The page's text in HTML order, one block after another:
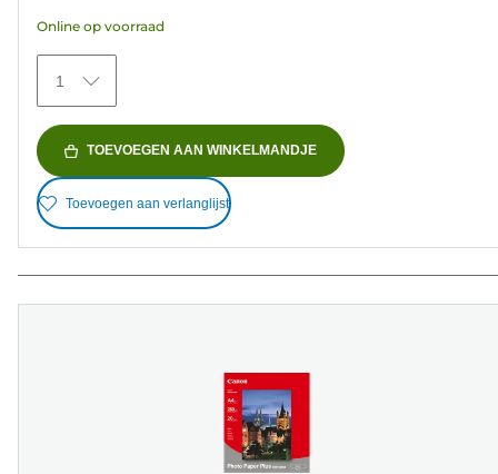
sterren.
152
beoordelingen
Online op voorraad
1
TOEVOEGEN AAN WINKELMANDJE
Toevoegen aan verlanglijst